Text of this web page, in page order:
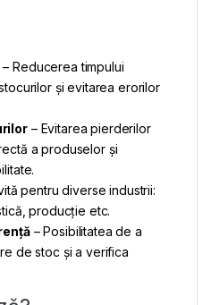
– Reducerea timpului
și evitarea erorilor
– Evitarea pierderilor
a produselor și
pentru diverse industrii:
producție etc.
– Posibilitatea de a
de stoc și a verifica